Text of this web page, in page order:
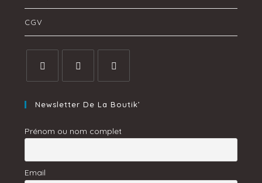
CGV
Newsletter De La Boutik’
Prénom ou nom complet
Email